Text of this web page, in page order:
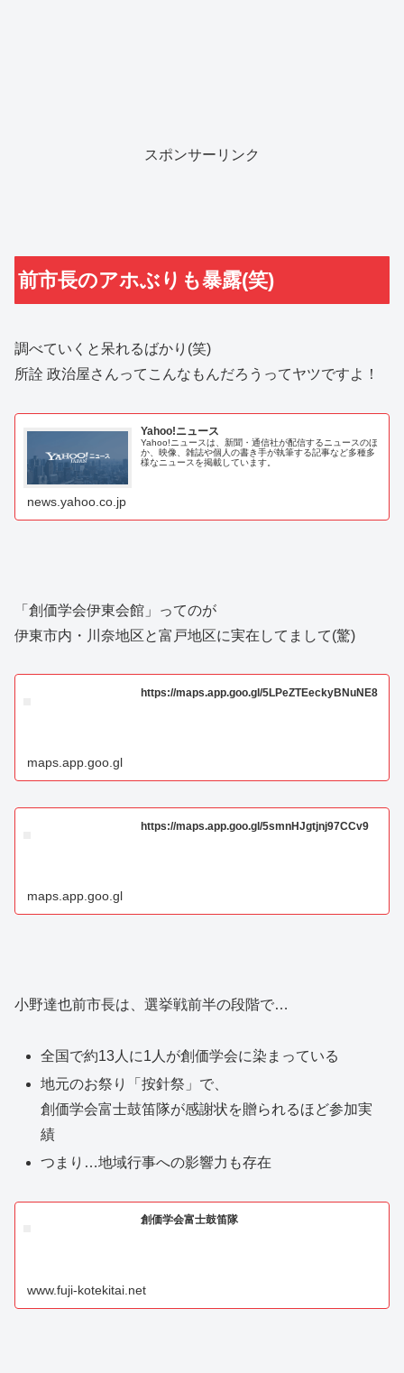
スポンサーリンク
前市長のアホぶりも暴露(笑)
調べていくと呆れるばかり(笑)
所詮 政治屋さんってこんなもんだろうってヤツですよ！
Yahoo!ニュース
Yahoo!ニュースは、新聞・通信社が配信するニュースのほ
か、映像、雑誌や個人の書き手が執筆する記事など多種多
様なニュースを掲載しています。
news.yahoo.co.jp
「創価学会伊東会館」ってのが
伊東市内・川奈地区と富戸地区に実在してまして(驚)
https://maps.app.goo.gl/5LPeZTEeckyBNuNE8
maps.app.goo.gl
https://maps.app.goo.gl/5smnHJgtjnj97CCv9
maps.app.goo.gl
小野達也前市長は、選挙戦前半の段階で…
全国で約13人に1人が創価学会に染まっている
地元のお祭り「按針祭」で、
創価学会富士鼓笛隊が感謝状を贈られるほど参加実
績
つまり…地域行事への影響力も存在
創価学会富士鼓笛隊
www.fuji-kotekitai.net